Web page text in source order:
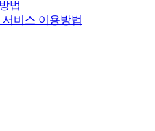
법
비스 이용방법